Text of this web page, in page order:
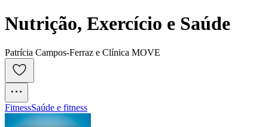
Nutrição, Exercício e Saúde
Patrícia Campos-Ferraz e Clínica MOVE
FitnessSaúde e fitness